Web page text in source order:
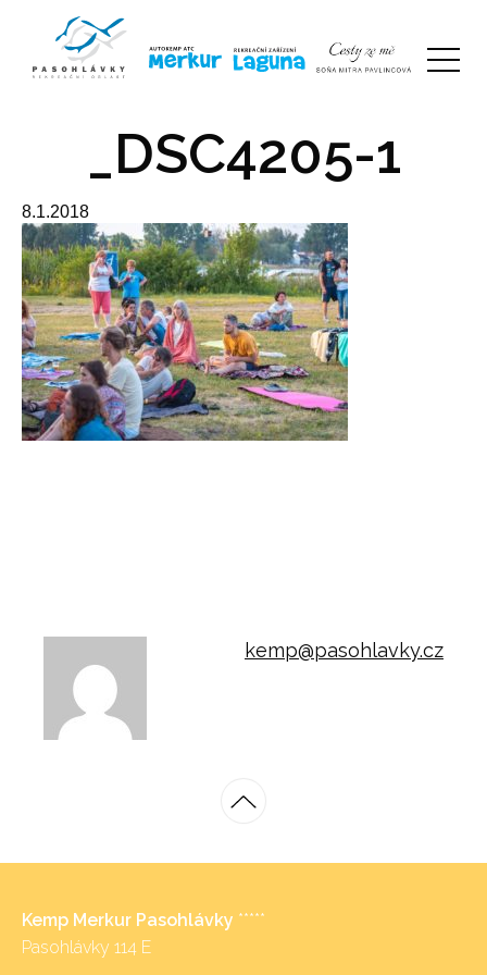
_DSC4205-1
8.1.2018
kemp@pasohlavky.cz
Kemp Merkur Pasohlávky *****
Pasohlávky 114 E